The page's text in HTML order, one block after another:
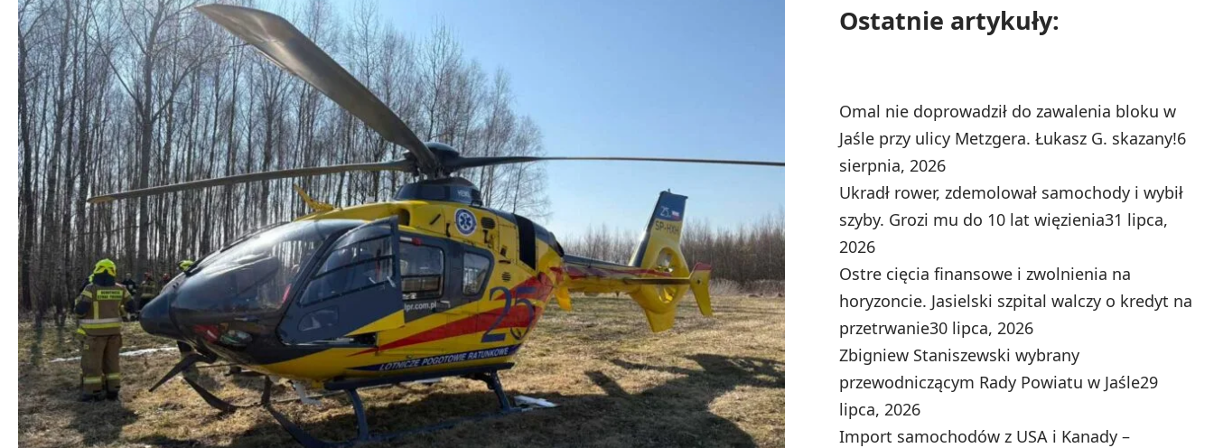
Ostatnie artykuły:
Omal nie doprowadził do zawalenia bloku w
Jaśle przy ulicy Metzgera. Łukasz G. skazany!6
sierpnia, 2026
Ukradł rower, zdemolował samochody i wybił
szyby. Grozi mu do 10 lat więzienia31 lipca,
2026
Ostre cięcia finansowe i zwolnienia na
horyzoncie. Jasielski szpital walczy o kredyt na
przetrwanie30 lipca, 2026
Zbigniew Staniszewski wybrany
przewodniczącym Rady Powiatu w Jaśle29
lipca, 2026
Import samochodów z USA i Kanady –